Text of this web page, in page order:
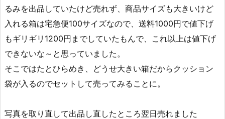
るみを出品していたけど売れず、商品サイズも大きいけど
入れる箱は宅急便100サイズなので、送料1000円で値下げ
もギリギリ1200円までしていたもんで、これ以上は値下げ
できないな～と思っていました。
そこではたとひらめき、どうせ大きい箱だからクッション
袋が入るのでセットして売ってみることに。
写真を取り直して出品し直したところ翌日売れました